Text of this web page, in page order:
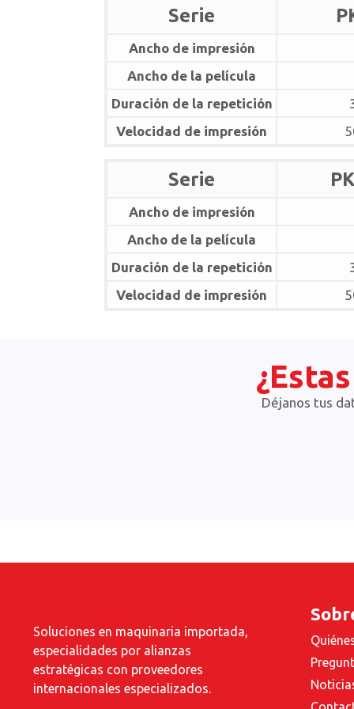
Serie
Ancho de impresión
Ancho de la película
Duración de la repetición
Velocidad de impresión
Serie
Ancho de impresión
Ancho de la película
Duración de la repetición
Velocidad de impresión
Déjanos tus
Soluciones en maquinaria importada,
especialidades por alianzas
estratégicas con proveedores
internacionales especializados.